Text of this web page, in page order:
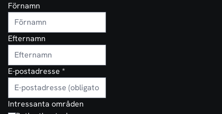
Förnamn
Efternamn
E-postadresse *
Intressanta områden